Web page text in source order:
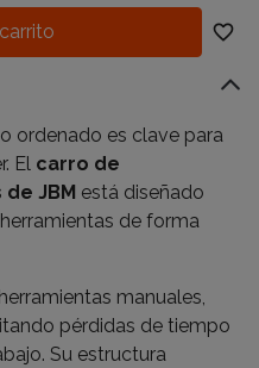
favorite_border
ordenado es clave para
El carro de
JBM está diseñado
de forma
manuales,
pérdidas de tiempo
Su estructura